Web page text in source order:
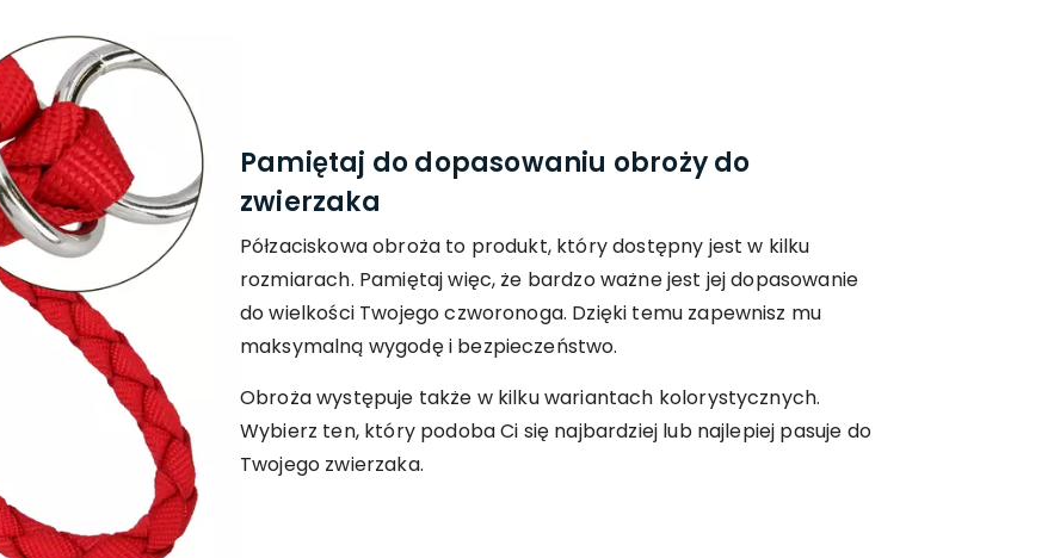
Pamiętaj do dopasowaniu obroży do
zwierzaka
Półzaciskowa obroża to produkt, który dostępny jest w kilku
rozmiarach. Pamiętaj więc, że bardzo ważne jest jej dopasowanie
do wielkości Twojego czworonoga. Dzięki temu zapewnisz mu
maksymalną wygodę i bezpieczeństwo.
Obroża występuje także w kilku wariantach kolorystycznych.
Wybierz ten, który podoba Ci się najbardziej lub najlepiej pasuje do
Twojego zwierzaka.